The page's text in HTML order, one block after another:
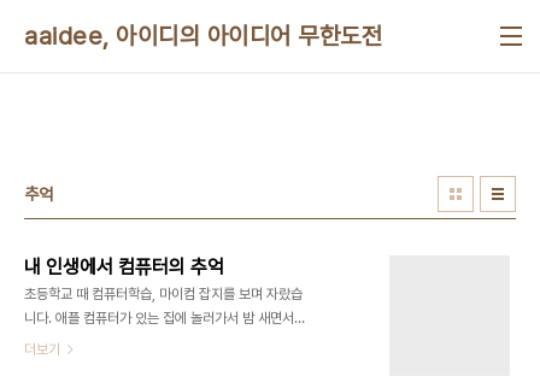
aaidee, 아이디의 아이디어 무한도전
추억
내 인생에서 컴퓨터의 추억
초등학교 때 컴퓨터학습, 마이컴 잡지를 보며 자랐습
니다. 애플 컴퓨터가 있는 집에 놀러가서 밤 새면서
베이식 프로그래밍을 베껴서 입력했습니다. 컴퓨터
더보기